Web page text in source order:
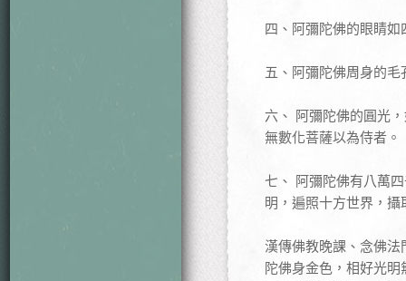
四、阿彌陀佛的眼睛
五、阿彌陀佛周身的
六、 阿彌陀佛的圓光
無數化菩薩以為侍者。
七、 阿彌陀佛有八萬
明，遍照十方世界，攝
漢傳佛教晚課、念佛
陀佛身金色，相好光